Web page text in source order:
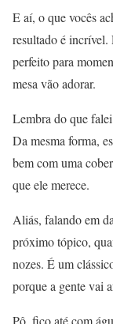
E aí, o que vocês
resultado é incrível.
perfeito para
mesa vão adorar.
Lembra do que
Da mesma forma,
bem com uma
que ele merece.
Aliás, falando em
próximo tópico,
nozes. É um
porque a gente vai
Pô, fico até com